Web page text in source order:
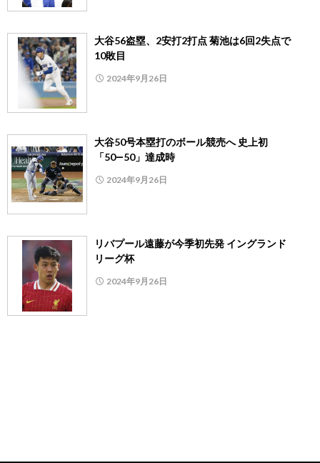
大谷56盗塁、2安打2打点 菊池は6回2失点で
10敗目
2024年9月26日
大谷50号本塁打のボール競売へ 史上初
「50―50」達成時
2024年9月26日
リバプール遠藤が今季初先発 イングランド
リーグ杯
2024年9月26日